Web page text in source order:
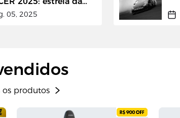
gamer elétrica
Pro
05, 2025
os produtos